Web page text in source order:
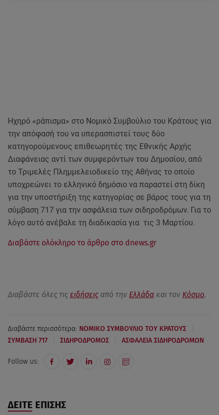
Ηχηρό «ράπισμα» στο Νομικό Συμβούλιο του Κράτους για
την απόφασή του να υπερασπιστεί τους δύο
κατηγορούμενους επιθεωρητές της Εθνικής Αρχής
Διαφάνειας αντί των συμφερόντων του Δημοσίου, από
το Τριμελές Πλημμελειοδικείο της Αθήνας το οποίο
υποχρεώνει το ελληνικό δημόσιο να παραστεί στη δίκη
για την υποστήριξη της κατηγορίας σε βάρος τους για τη
σύμβαση 717 για την ασφάλεια των σιδηροδρόμων. Για το
λόγο αυτό ανέβαλε τη διαδικασία για τις 3 Μαρτίου.
Διαβάστε ολόκληρο το άρθρο στο dnews.gr
Διαβάστε όλες τις ειδήσεις από την Ελλάδα και τον Κόσμο.
Διαβάστε περισσότερα: ΝΟΜΙΚΟ ΣΥΜΒΟΥΛΙΟ ΤΟΥ ΚΡΑΤΟΥΣ
ΣΥΜΒΑΣΗ 717 ΣΙΔΗΡΟΔΡΟΜΟΣ ΑΣΦΑΛΕΙΑ ΣΙΔΗΡΟΔΡΟΜΩΝ
Follow us:
ΔΕΙΤΕ ΕΠΙΣΗΣ